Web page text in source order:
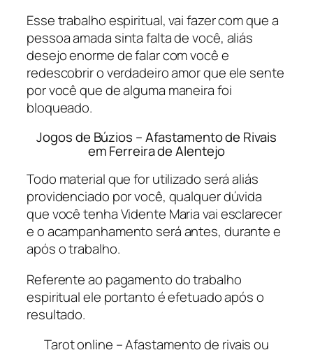
Esse trabalho espiritual, vai fazer com que a
pessoa amada sinta falta de você, aliás
desejo enorme de falar com você e
redescobrir o verdadeiro amor que ele sente
por você que de alguma maneira foi
bloqueado.
Jogos de Búzios – Afastamento de Rivais
em Ferreira de Alentejo
Todo material que for utilizado será aliás
providenciado por você, qualquer dúvida
que você tenha Vidente Maria vai esclarecer
e o acampanhamento será antes, durante e
após o trabalho.
Referente ao pagamento do trabalho
espiritual ele portanto é efetuado após o
resultado.
Tarot online – Afastamento de rivais ou